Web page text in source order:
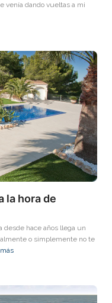
venía dando vueltas a mi
la hora de
desde hace años llega un
o simplemente no te